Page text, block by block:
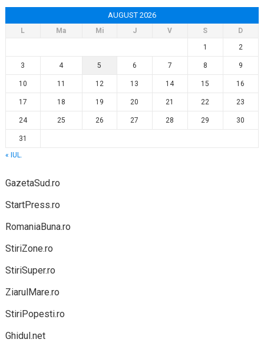
AUGUST 2026
L Ma Mi J V S
D
1
2
3 4 5 6 7 8 9
10 11 12 13 14 15 16
17 18 19 20 21 22 23
24 25 26 27 28 29 30
31
« IUL.
GazetaSud.ro
StartPress.ro
RomaniaBuna.ro
StiriZone.ro
StiriSuper.ro
ZiarulMare.ro
StiriPopesti.ro
Ghidul.net